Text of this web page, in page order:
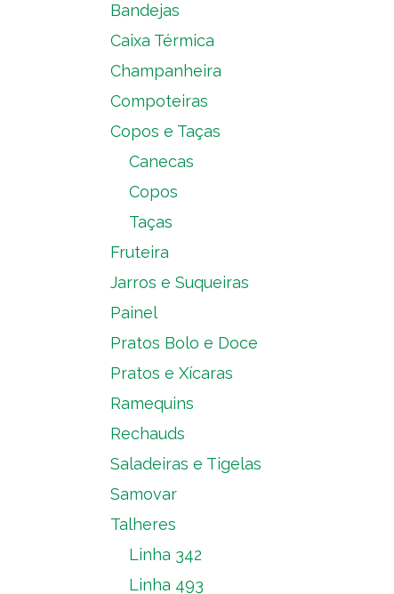
Bandejas
Caixa Térmica
Champanheira
Compoteiras
Copos e Taças
Canecas
Copos
Taças
Fruteira
Jarros e Suqueiras
Painel
Pratos Bolo e Doce
Pratos e Xícaras
Ramequins
Rechauds
Saladeiras e Tigelas
Samovar
Talheres
Linha 342
Linha 493